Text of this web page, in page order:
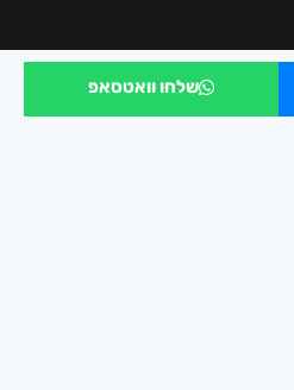
שלחו וואטסאפ